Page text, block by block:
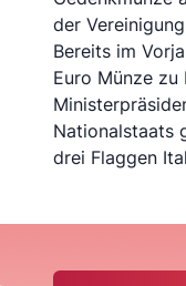
der
Bereits im
Euro Münze
Nationalstaats
drei Flaggen